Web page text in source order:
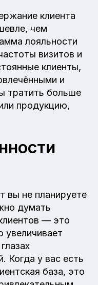
клиента
чем
лояльности
визитов и
клиенты,
и
тратить больше
продукцию,
вы не планируете
думать
— это
увеличивает
Когда у вас есть
база, это